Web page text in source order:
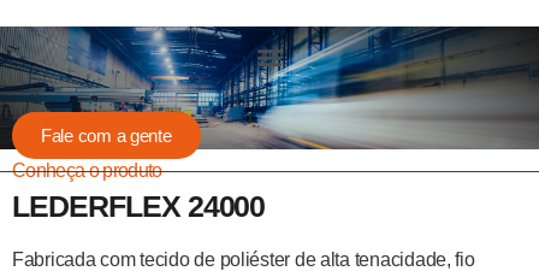
Fale com a gente
Conheça o produto
LEDERFLEX 24000
Fabricada com tecido de poliéster de alta tenacidade, fio